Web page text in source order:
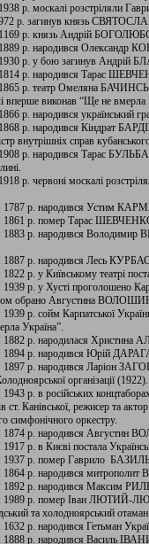
р. москалі розстріляли
972 р. загинув князь
1169 р. князь Андрій
р. народився Олександр
1930 р. у бою загинув Андрій
1814 р. народився Тарас
р. театр Омеляна
вперше виконав “Ще не вмерла
р. народився український
р. народився Кіндрат
внутрішніх справ
р. народився Тарас
р. червоні москалі
1787 р. народився Устим
1861 р. помер Тарас
1883 р. народився
1887 р. народився Лесь
1822 р. у Київському театрі
1939 р. у Хусті проголошено
обрано Августина
1939 р. сойм Карпатської
Україна”.
1882 р. народилася Христина
1894 р. народився Юрій
1897 р. народився Ларіон
організації (1922).
1943 р. в російських
ст. Канівської, режисер та
симфонічного оркестру.
1874 р. народився Августин
1917 р. в Києві постала
1937 р. помер Гаврило
1864 р. народився
1892 р. народився Максим
1989 р. помер Іван ЛЮТИЙ-
та холодноярський
1632 р. народився Гетьман
1888 р. народився Василь